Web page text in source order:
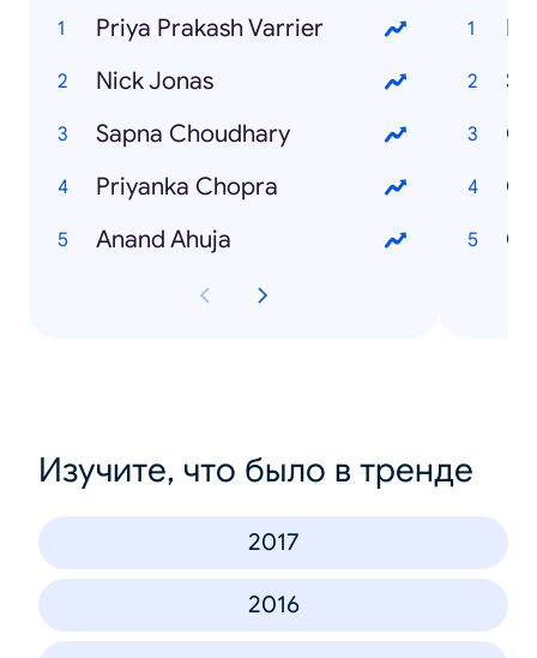
Priya Prakash Varrier
Nick Jonas
Sapna Choudhary
Priyanka Chopra
Anand Ahuja
Изучите, что было в тренде
2017
2016